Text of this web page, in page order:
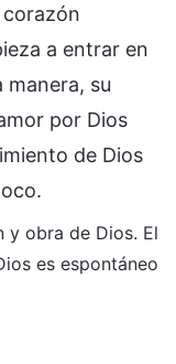
a entrar en
manera, su
por Dios
de Dios
y obra de Dios. El
es espontáneo